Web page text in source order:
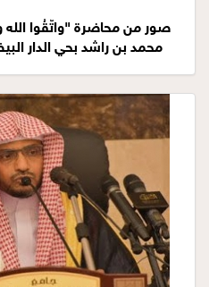
صور من محاضرة "واتَّقُوا الله
محمد بن راشد بحي الدار البيضاء